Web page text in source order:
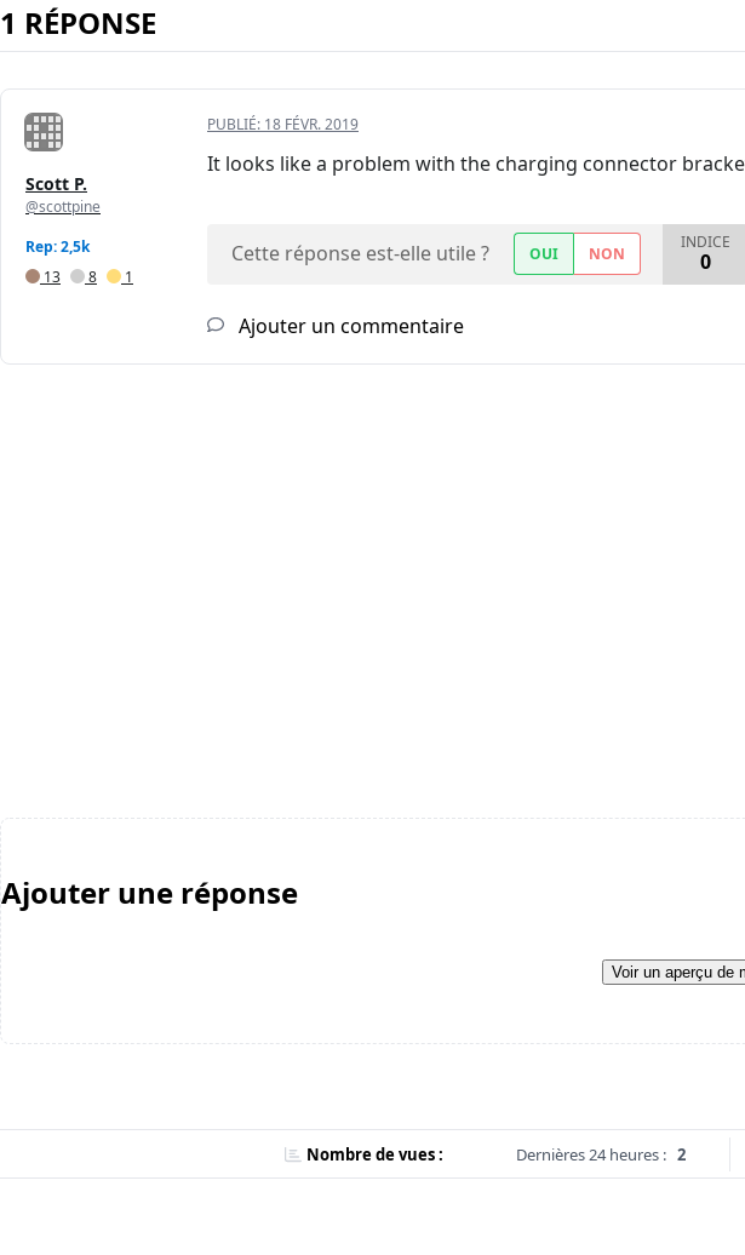
1 RÉPONSE
Scott P.
@scottpine
Rep: 2,5k
13
8 1
PUBLIÉ: 18 FÉVR. 2019
It looks like a problem with the charging connector
Cette réponse est-elle utile ? OUI NON
INDICE
0
Ajouter un commentaire
Ajouter une réponse
Voir un aperçu de
Nombre de vues : Dernières 24 heures : 2